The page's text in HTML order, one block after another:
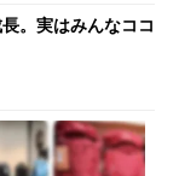
。実はみんなココ